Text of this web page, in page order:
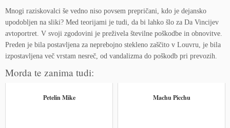
Mnogi raziskovalci še vedno niso povsem prepričani, kdo je dejansko
upodobljen na sliki? Med teorijami je tudi, da bi lahko šlo za Da Vincijev
avtoportret. V svoji zgodovini je preživela številne poškodbe in obnovitve.
Preden je bila postavljena za neprebojno stekleno zaščito v Louvru, je bila
izpostavljena več vrstam nesreč, od vandalizma do poškodb pri prevozih.
Morda te zanima tudi:
Petelin Mike Machu Picchu